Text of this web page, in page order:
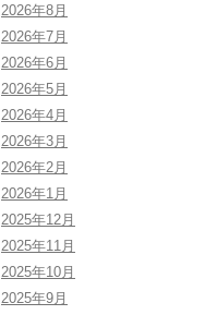
2026年8月
2026年7月
2026年6月
2026年5月
2026年4月
2026年3月
2026年2月
2026年1月
2025年12月
2025年11月
2025年10月
2025年9月